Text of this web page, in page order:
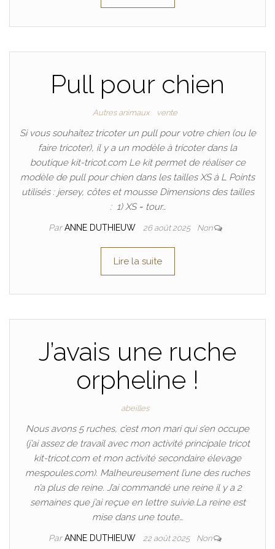
Pull pour chien
Autres animaux vente
Si vous souhaitez tricoter un pull pour votre chien (ou le
faire tricoter), il y a un modèle à tricoter dans la
boutique kit-tricot.com Le kit permet de réaliser ce
modèle de pull pour chien dans les tailles XS à L Points
utilisés : jersey, côtes et mousse Dimensions des tailles
: 1) XS = tour…
ParANNE DUTHIEUW 26 août 2025 Non
Lire la suite
J’avais une ruche
orpheline !
abeilles
Nous avons 5 ruches, c’est mon mari qui s’en occupe
(j’ai assez de travail avec mon activité principale tricot
kit-tricot.com et mon activité secondaire élevage
mespoules.com). Malheureusement l’une des ruches
n’a plus de reine. J’ai commandé une reine il y a 2
semaines que j’ai reçue en lettre suivie.La reine est
mise dans une toute…
ParANNE DUTHIEUW 22 août 2025 Non